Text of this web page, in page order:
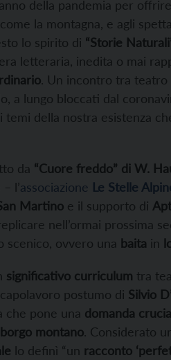
della pandemia per
la montagna, e agli
lo spirito di “Storie
letteraria, inedita o mai
. Un incontro tra teatro
a lungo bloccati dal
temi della nostra esistenza
da “Cuore freddo” di W.
l’associazione Le Stelle
Martino e il supporto di
nell’ormai prossima
scenico, ovvero una baita in
significativo curriculum tra
, capolavoro postumo di Silvio
che pone una domanda
borgo montano. Considerato
lo definì “un racconto